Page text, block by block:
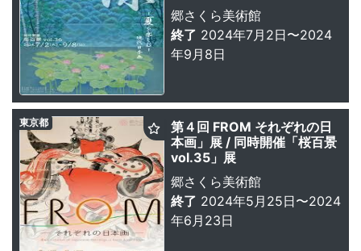
郷さくら美術館
終了 2024年7月2日〜2024
年9月8日
第４回 FROM それぞれの日
本画」展 / 同時開催「桜百景
vol.35」展
郷さくら美術館
終了 2024年5月25日〜2024
年6月23日
東京都